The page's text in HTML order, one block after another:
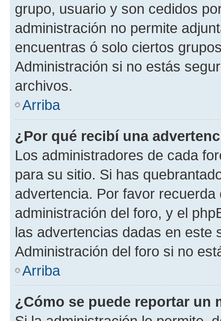
grupo, usuario y son cedidos
administración no permite
encuentras ó solo ciertos
Administración si no estás
archivos.
Arriba
¿Por qué recibí una
Los administradores de cada
para su sitio. Si has
advertencia. Por favor
administración del foro, y el
las advertencias dadas en este
Administración del foro si no
Arriba
¿Cómo se puede reportar un